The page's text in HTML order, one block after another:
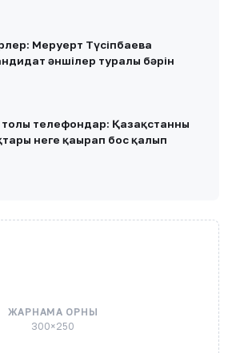
Меруерт Түсіпбаева
әншілер туралы бәрін
телефондар: Қазақстанның
неге қаңырап бос қалып
ЖАРНАМА ОРНЫ
300×250